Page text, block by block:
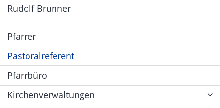
Rudolf Brunner
Pfarrer
Pastoralreferent
Pfarrbüro
Kirchenverwaltungen